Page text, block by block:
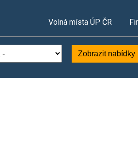
Volná místa ÚP ČR
Zobrazit nabídky